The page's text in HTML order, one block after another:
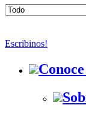
Escribinos!